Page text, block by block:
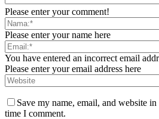
Please enter your comment!
Please enter your name here
You have entered an incorrect email
Please enter your email address here
Save my name, email, and website
time I comment.